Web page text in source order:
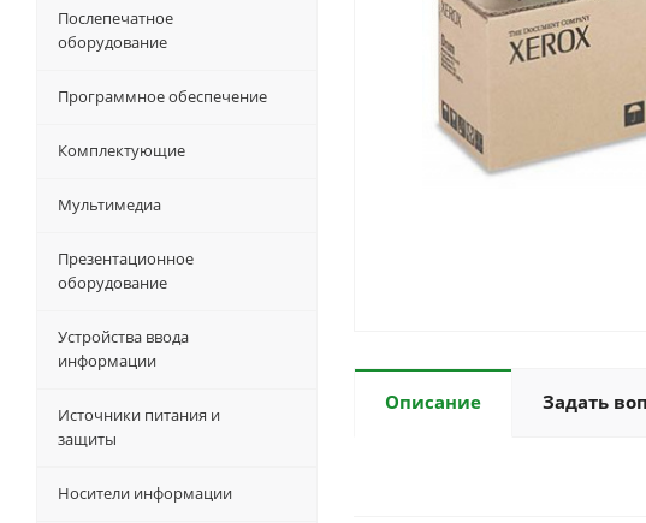
Описание Задать
Послепечатное
оборудование
Программное обеспечение
Комплектующие
Мультимедиа
Презентационное
оборудование
Устройства ввода
информации
Источники питания и
защиты
Носители информации